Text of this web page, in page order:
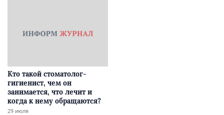
Кто такой стоматолог-
гигиенист, чем он
занимается, что лечит и
когда к нему обращаются?
29 июля